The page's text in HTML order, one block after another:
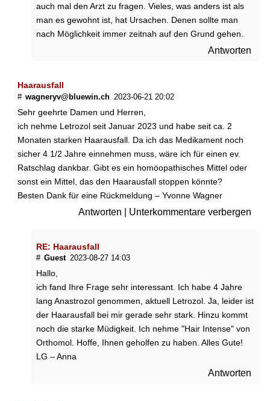
auch mal den Arzt zu fragen. Vieles, was anders ist als
man es gewohnt ist, hat Ursachen. Denen sollte man
nach Möglichkeit immer zeitnah auf den Grund gehen.
Antworten
Haarausfall
# wagneryv@bluewin.ch 2023-06-21 20:02
Sehr geehrte Damen und Herren,
ich nehme Letrozol seit Januar 2023 und habe seit ca. 2
Monaten starken Haarausfall. Da ich das Medikament noch
sicher 4 1/2 Jahre einnehmen muss, wäre ich für einen ev.
Ratschlag dankbar. Gibt es ein homöopathisches Mittel oder
sonst ein Mittel, das den Haarausfall stoppen könnte?
Besten Dank für eine Rückmeldung – Yvonne Wagner
Antworten Unterkommentare verbergen
RE: Haarausfall
# Guest 2023-08-27 14:03
Hallo,
ich fand Ihre Frage sehr interessant. Ich habe 4 Jahre
lang Anastrozol genommen, aktuell Letrozol. Ja, leider ist
der Haarausfall bei mir gerade sehr stark. Hinzu kommt
noch die starke Müdigkeit. Ich nehme "Hair Intense" von
Orthomol. Hoffe, Ihnen geholfen zu haben. Alles Gute!
LG – Anna
Antworten
Symptome
Laborwerte
►
Therapieverfahren
►
Gesundheitsthemen